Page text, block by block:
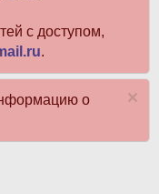
с доступом,
.
о